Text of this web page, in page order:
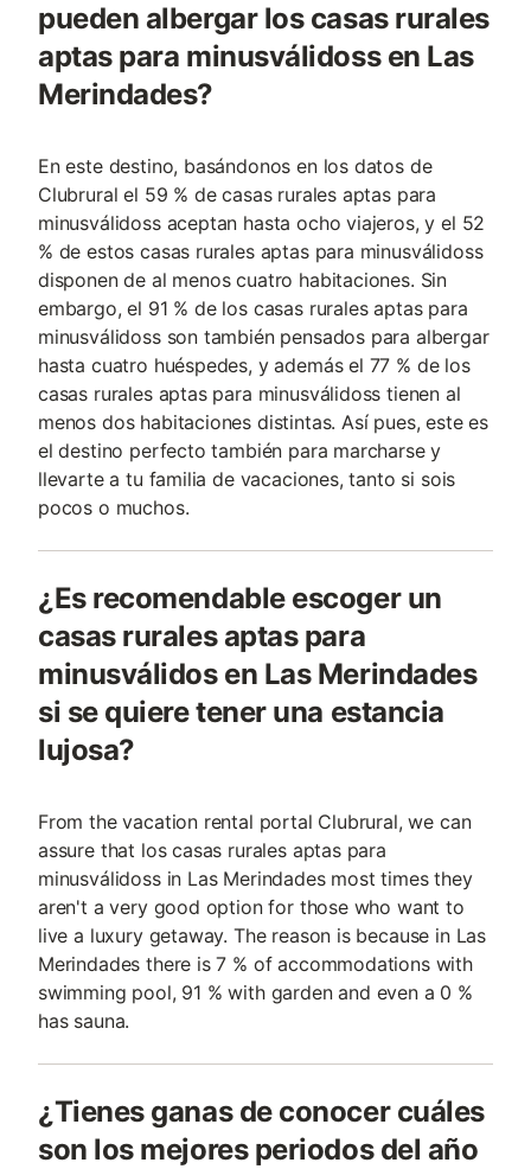
pueden albergar los casas rurales
aptas para minusválidoss en Las
Merindades?
En este destino, basándonos en los datos de
Clubrural el 59 % de casas rurales aptas para
minusválidoss aceptan hasta ocho viajeros, y el 52
% de estos casas rurales aptas para minusválidoss
disponen de al menos cuatro habitaciones. Sin
embargo, el 91 % de los casas rurales aptas para
minusválidoss son también pensados para albergar
hasta cuatro huéspedes, y además el 77 % de los
casas rurales aptas para minusválidoss tienen al
menos dos habitaciones distintas. Así pues, este es
el destino perfecto también para marcharse y
llevarte a tu familia de vacaciones, tanto si sois
pocos o muchos.
¿Es recomendable escoger un
casas rurales aptas para
minusválidos en Las Merindades
si se quiere tener una estancia
lujosa?
From the vacation rental portal Clubrural, we can
assure that los casas rurales aptas para
minusválidoss in Las Merindades most times they
aren't a very good option for those who want to
live a luxury getaway. The reason is because in Las
Merindades there is 7 % of accommodations with
swimming pool, 91 % with garden and even a 0 %
has sauna.
¿Tienes ganas de conocer cuáles
son los mejores periodos del año